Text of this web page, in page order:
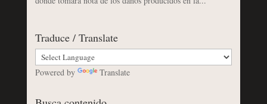
Traduce / Translate
Powered by Translate